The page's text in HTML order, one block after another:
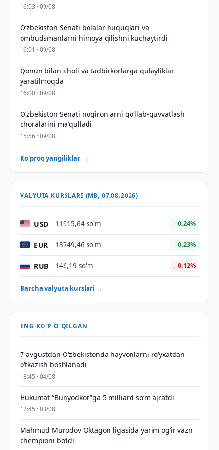
16:03 · 09/08
Oʻzbekiston Senati bolalar huquqlari va
ombudsmanlarni himoya qilishni kuchaytirdi
16:01 · 09/08
Qonun bilan aholi va tadbirkorlarga qulayliklar
yaratilmoqda
16:00 · 09/08
Oʻzbekiston Senati nogironlarni qoʻllab-quvvatlash
choralarini maʼqulladi
15:56 · 09/08
Ko'proq yangiliklar →
VALYUTA KURSLARI (MB, 07.08.2026)
USD 11915,64 so'm ↑ 0.24%
EUR 13749,46 so'm ↑ 0.23%
RUB 146,19 so'm ↓ 0.12%
Barcha valyuta kurslari →
ENG KO'P O'QILGAN
7 avgustdan O‘zbekistonda hayvonlarni ro‘yxatdan
o‘tkazish boshlanadi
18:45 · 04/08
Hukumat “Bunyodkor”ga 5 milliard so‘m ajratdi
12:45 · 03/08
Mahmud Murodov Oktagon ligasida yarim og‘ir vazn
chempioni bo‘ldi